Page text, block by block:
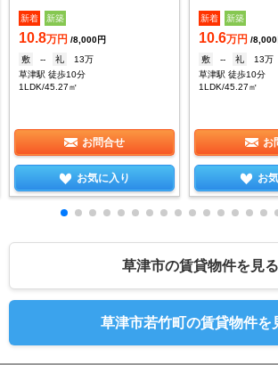
新着 新築
10.8万円 /8,000円
敷
-- 礼
13万
草津駅 徒歩10分
1LDK/45.27㎡
お問合せ
お気に入り
新着 新築
10.6万円 /8,000
敷
-- 礼
13万
草津駅 徒歩10分
1LDK/45.27㎡
お
お
草津市の賃貸物件を見る
草津市若竹町の賃貸物件を